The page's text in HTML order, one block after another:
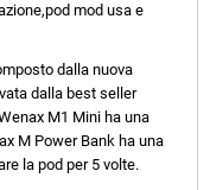
mod usa e
dalla nuova
dalla best seller
M1 Mini ha una
M Power Bank ha una
la pod per 5 volte.